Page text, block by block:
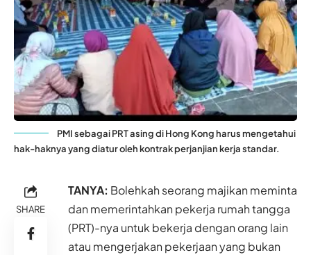
PMI sebagai PRT asing di Hong Kong harus mengetahui
hak-haknya yang diatur oleh kontrak perjanjian kerja standar.
SHARE
TANYA: Bolehkah seorang majikan meminta
dan memerintahkan pekerja rumah tangga
(PRT)-nya untuk bekerja dengan orang lain
atau mengerjakan pekerjaan yang bukan